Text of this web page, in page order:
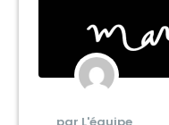
par L'équipe